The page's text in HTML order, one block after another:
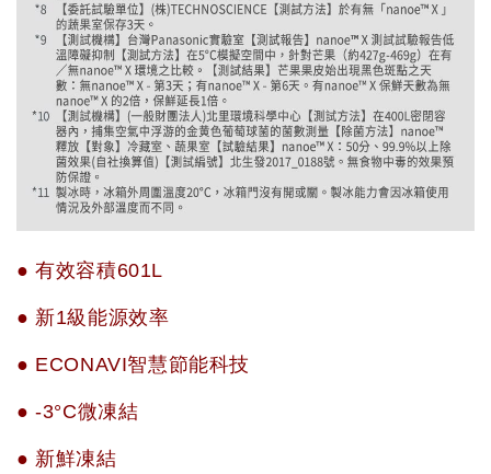
● 有效容積601L
● 新1級能源效率
● ECONAVI智慧節能科技
● -3°C微凍結
● 新鮮凍結